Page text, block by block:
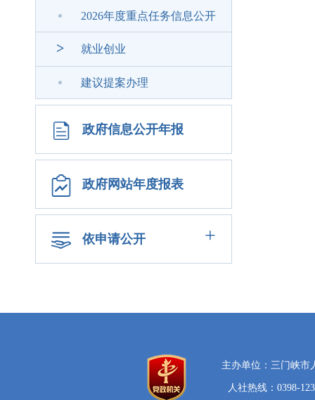
2026年度重点任务信息公开
> 就业创业
建议提案办理
政府信息公开年报
政府网站年度报表
依申请公开 +
主办单位：三门峡
人社热线：0398-